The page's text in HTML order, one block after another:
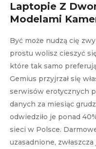
Laptopie Z
Modelami
Być może nudzą cię
prostu wolisz cieszyć
które tak samo
Gemius przyjrzał się
serwisów erotycznych
danych za miesiąc
odwiedziło je ponad
sieci w Polsce.
uzasadnione,